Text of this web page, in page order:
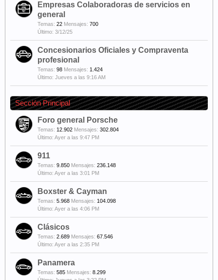
Empresas Colaboradoras de servicios en
general
Temas: 22 Mensajes: 700
3/12/25
Concesionarios Oficiales y Compraventa
profesional
Temas: 98 Mensajes: 1.424
Jueves a las 9:16 AM
Sección Principal
Foro general Porsche
Temas: 12.902 Mensajes: 302.804
Ayer a las 9:47 PM
911
Temas: 9.850 Mensajes: 236.148
Ayer a las 3:01 PM
Boxster & Cayman
Temas: 5.968 Mensajes: 104.098
Ayer a las 4:06 PM
Clásicos
Temas: 2.689 Mensajes: 67.546
Ayer a las 2:35 PM
Panamera
Temas: 585 Mensajes: 8.299